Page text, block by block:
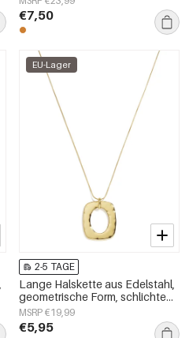
Damenschmuck
€7,50
EU-Lager
2-5 TAGE
Lange Halskette aus Edelstahl,
geometrische Form, schlichte
Alltags-Serie, Damenschmuck
MSRP €19,99
€5,95